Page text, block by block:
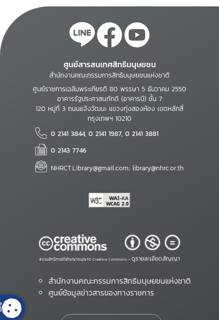
ศูนย์สารสนเทศสิทธิมนุษยชน
สำนักงานคณะกรรมการสิทธิมนุษยชนแห่งชาติ
ศูนย์ราชการเฉลิมพระเกียรติ 80 พรรษา 5 ธันวาคม 2550
อาคารรัฐประศาสนภักดี (อาคารบี) ชั้น 7
120 หมู่ที่ 3 ถนนแจ้งวัฒนะ แขวงทุ่งสองห้อง เขตหลักสี่
กรุงเทพฯ 10210
0 2141 3844, 0 2141 1987, 0 2141 3881
0 2143 7746
NHRCT.Library@gmail.com; library@nhrc.or.th
สงวนสิทธิ์ภายใต้สัญญาอนุญาต Creative Commons • ดูรายละเอียดสัญญา
สำนักงานคณะกรรมการสิทธิมนุษยชนแห่งชาติ
ศูนย์ข้อมูลข่าวสารของทางราชการ